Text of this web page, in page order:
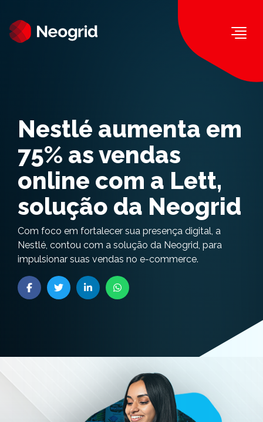
Nestlé aumenta em
75% as vendas
online com a Lett,
solução da Neogrid
Com foco em fortalecer sua presença digital, a
Nestlé, contou com a solução da Neogrid, para
impulsionar suas vendas no e-commerce.